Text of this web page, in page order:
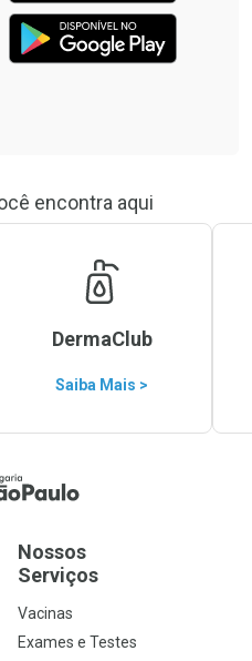
encontra aqui
DermaClub
Saiba Mais >
Nossos
Serviços
Vacinas
Exames e Testes